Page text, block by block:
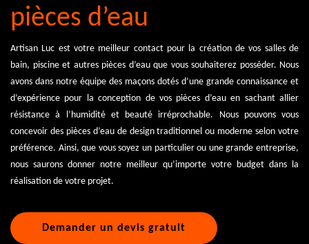
pièces d’eau
Artisan Luc est votre meilleur contact pour la création de vos salles de
bain, piscine et autres pièces d’eau que vous souhaiterez posséder. Nous
avons dans notre équipe des maçons dotés d’une grande connaissance et
d’expérience pour la conception de vos pièces d’eau en sachant allier
résistance à l’humidité et beauté irréprochable. Nous pouvons vous
concevoir des pièces d’eau de design traditionnel ou moderne selon votre
préférence. Ainsi, que vous soyez un particulier ou une grande entreprise,
nous saurons donner notre meilleur qu’importe votre budget dans la
réalisation de votre projet.
Demander un devis gratuit